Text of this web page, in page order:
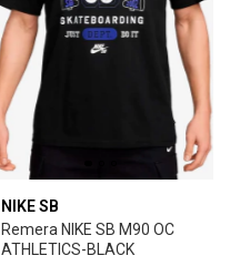
NIKE SB
Remera NIKE SB M90 OC
ATHLETICS-BLACK